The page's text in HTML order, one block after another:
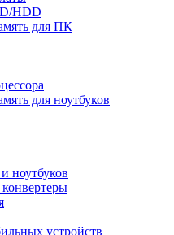
HDD
для ПК
для ноутбуков
ноутбуков
устройств